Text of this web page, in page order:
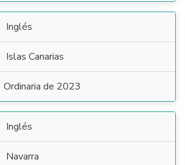
Inglés
Islas Canarias
Ordinaria de 2023
Inglés
Navarra